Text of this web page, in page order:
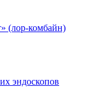
(лор-комбайн)
эндоскопов